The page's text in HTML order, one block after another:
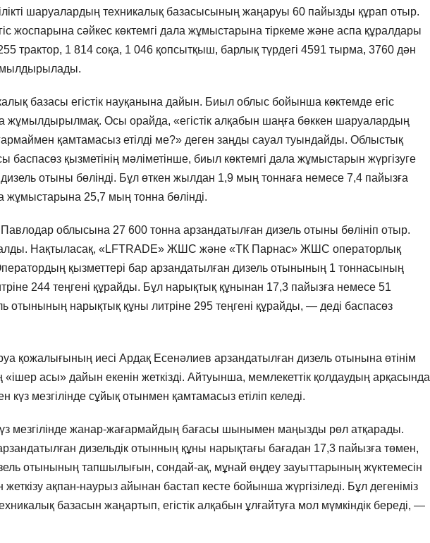
шаруалардың техникалық базасысының жаңаруы 60 пайызды құрап отыр.
жоспарына сәйкес көктемгі дала жұмыстарына тіркеме және аспа құралдары
трактор, 1 814 соқа, 1 046 қопсытқыш, барлық түрдегі 4591 тырма, 3760 дән
базасы егістік науқанына дайын. Биыл облыс бойынша көктемде егіс
жұмылдырылмақ. Осы орайда, «егістік алқабын шаңға бөккен шаруалардың
қамтамасыз етілді ме?» деген заңды сауал туындайды. Облыстық
қызметінің мәліметінше, биыл көктемгі дала жұмыстарын жүргізуге
отыны бөлінді. Бұл өткен жылдан 1,9 мың тоннаға немесе 7,4 пайызға
жұмыстарына 25,7 мың тонна бөлінді.
облысына 27 600 тонна арзандатылған дизель отыны бөлініп отыр.
Нақтыласақ, «LFTRADE» ЖШС және «ТК Парнас» ЖШС операторлық
қызметтері бар арзандатылған дизель отынының 1 тоннасының
244 теңгені құрайды. Бұл нарықтық құнынан 17,3 пайызға немесе 51
отынының нарықтық құны литріне 295 теңгені құрайды, — деді баспасөз
қожалығының иесі Ардақ Есенәлиев арзандатылған дизель отынына өтінім
«ішер асы» дайын екенін жеткізді. Айтуынша, мемлекеттік қолдаудың арқасында
мезгілінде сұйық отынмен қамтамасыз етіліп келеді.
мезгілінде жанар-жағармайдың бағасы шынымен маңызды рөл атқарады.
дизельдік отынның құны нарықтағы бағадан 17,3 пайызға төмен,
отынының тапшылығын, сондай-ақ, мұнай өңдеу зауыттарының жүктемесін
ақпан-наурыз айынан бастап кесте бойынша жүргізіледі. Бұл дегеніміз
базасын жаңартып, егістік алқабын ұлғайтуға мол мүмкіндік береді, —